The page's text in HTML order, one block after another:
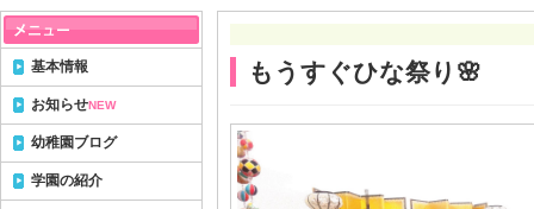
もうすぐひな祭り🌸
基本情報
お知らせNEW
幼稚園ブログ
学園の紹介